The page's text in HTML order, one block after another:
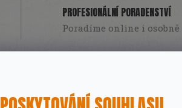
PROFESIONÁLNÍ PORADENSTVÍ
Poradíme online i osobně